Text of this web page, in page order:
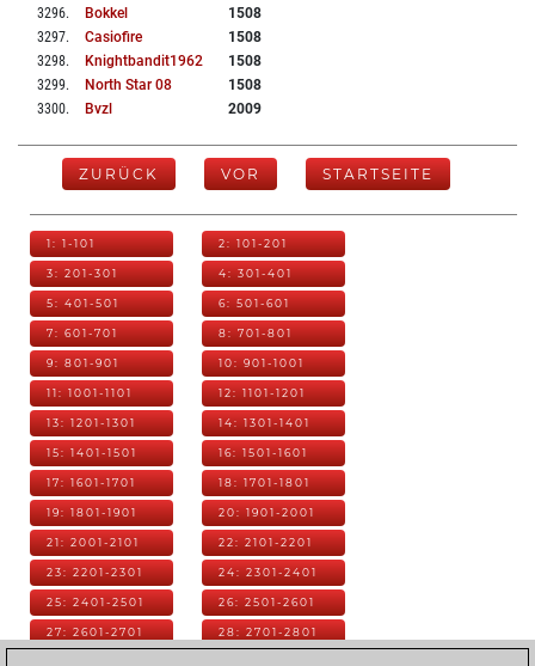
3296. Bokkel
1508
3297. Casiofire
1508
3298. Knightbandit1962
1508
3299. North Star 08
1508
3300. Bvzl 2009
ZURÜCK VOR STARTSEITE
1: 1-101 2: 101-201
3: 201-301 4: 301-401
5: 401-501 6: 501-601
7: 601-701 8: 701-801
9: 801-901 10: 901-1001
11: 1001-1101 12: 1101-1201
13: 1201-1301 14: 1301-1401
15: 1401-1501 16: 1501-1601
17: 1601-1701 18: 1701-1801
19: 1801-1901 20: 1901-2001
21: 2001-2101 22: 2101-2201
23: 2201-2301 24: 2301-2401
25: 2401-2501 26: 2501-2601
27: 2601-2701 28: 2701-2801